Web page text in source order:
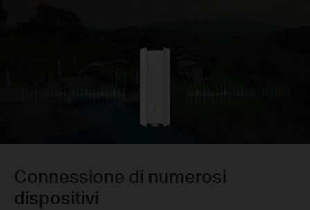
Connessione di numerosi
dispositivi